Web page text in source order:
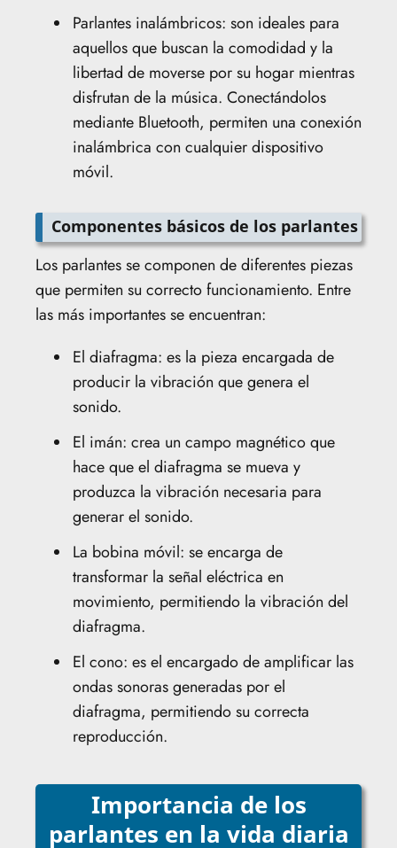
Parlantes inalámbricos: son ideales para
aquellos que buscan la comodidad y la
libertad de moverse por su hogar mientras
disfrutan de la música. Conectándolos
mediante Bluetooth, permiten una conexión
inalámbrica con cualquier dispositivo
móvil.
Componentes básicos de los parlantes
Los parlantes se componen de diferentes piezas
que permiten su correcto funcionamiento. Entre
las más importantes se encuentran:
El diafragma: es la pieza encargada de
producir la vibración que genera el
sonido.
El imán: crea un campo magnético que
hace que el diafragma se mueva y
produzca la vibración necesaria para
generar el sonido.
La bobina móvil: se encarga de
transformar la señal eléctrica en
movimiento, permitiendo la vibración del
diafragma.
El cono: es el encargado de amplificar las
ondas sonoras generadas por el
diafragma, permitiendo su correcta
reproducción.
Importancia de los
parlantes en la vida diaria